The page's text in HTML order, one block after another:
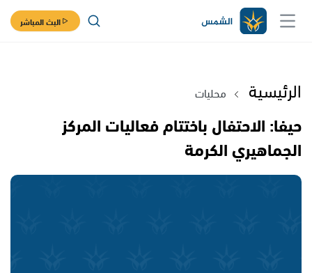
البث المباشر
الرئيسية محليات
حيفا: الاحتفال باختتام فعاليات المركز
الجماهيري الكرمة